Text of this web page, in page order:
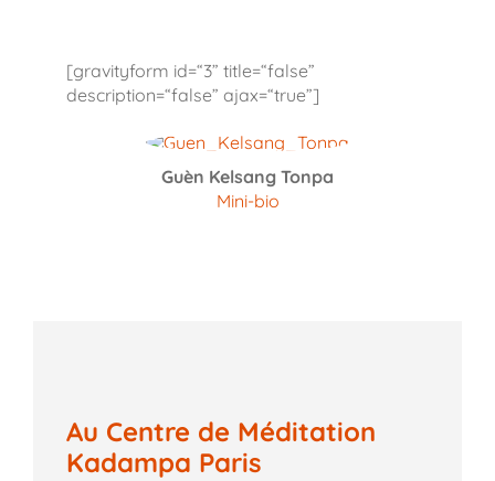
[gravityform id=“3” title=“false”
description=“false” ajax=“true”]
Guèn Kelsang Tonpa
Mini-bio
Au Centre de Méditation
Kadampa Paris